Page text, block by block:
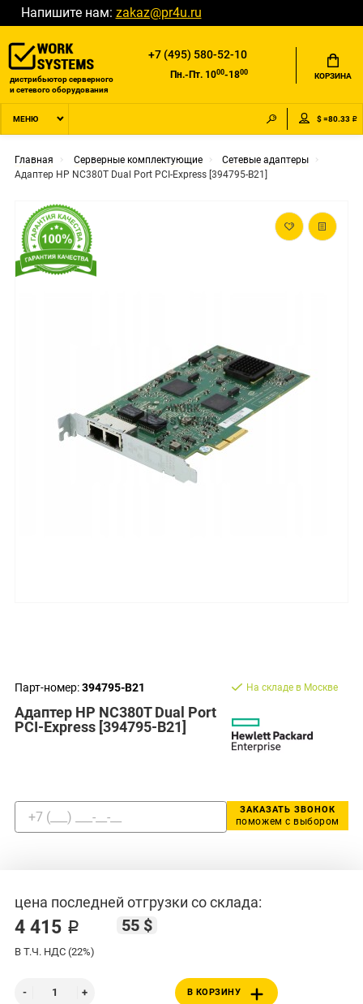
Напишите нам: zakaz@pr4u.ru
дистрибьютор серверного
и сетевого оборудования
+7 (495) 580-52-10
Пн.-Пт. 1000-1800 КОРЗИНА
МЕНЮ $ =80.33 ₽
Главная Серверные комплектующие
Сетевые адаптеры
Адаптер HP NC380T Dual Port PCI-Express [394795-B21]
Парт-номер:394795-B21
Адаптер HP NC380T Dual Port
PCI-Express [394795-B21]
На складе в Москве
ЗАКАЗАТЬ ЗВОНОК
поможем с выбором
цена последней отгрузки со склада:
4 415 ₽ 55 $
В Т.Ч. НДС (22%)
В КОРЗИНУ